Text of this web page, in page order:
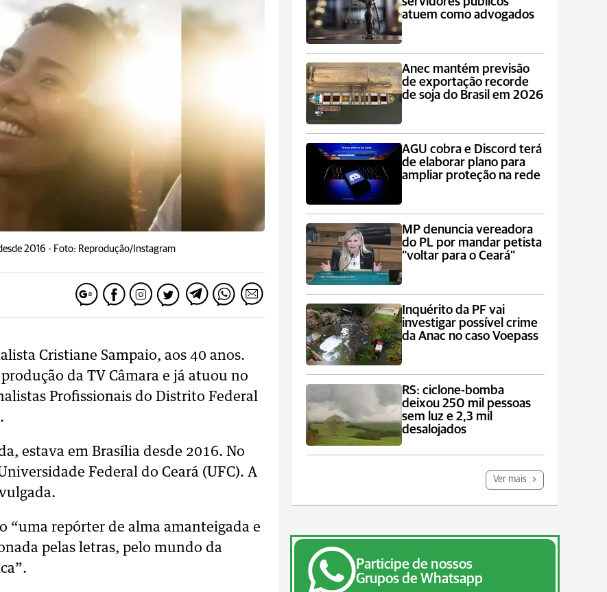
2016 - Foto: Reprodução/Instagram
Cristiane Sampaio, aos 40 anos.
da TV Câmara e já atuou no
Profissionais do Distrito Federal
estava em Brasília desde 2016. No
Federal do Ceará (UFC). A
“uma repórter de alma amanteigada e
pelas letras, pelo mundo da
atuem como advogados
Anec mantém previsão
de exportação recorde
de soja do Brasil em 2026
AGU cobra e Discord terá
de elaborar plano para
ampliar proteção na rede
MP denuncia vereadora
do PL por mandar petista
“voltar para o Ceará”
Inquérito da PF vai
investigar possível crime
da Anac no caso Voepass
RS: ciclone-bomba
deixou 250 mil pessoas
sem luz e 2,3 mil
desalojados
Ver mais
Participe de nossos
Grupos de Whatsapp